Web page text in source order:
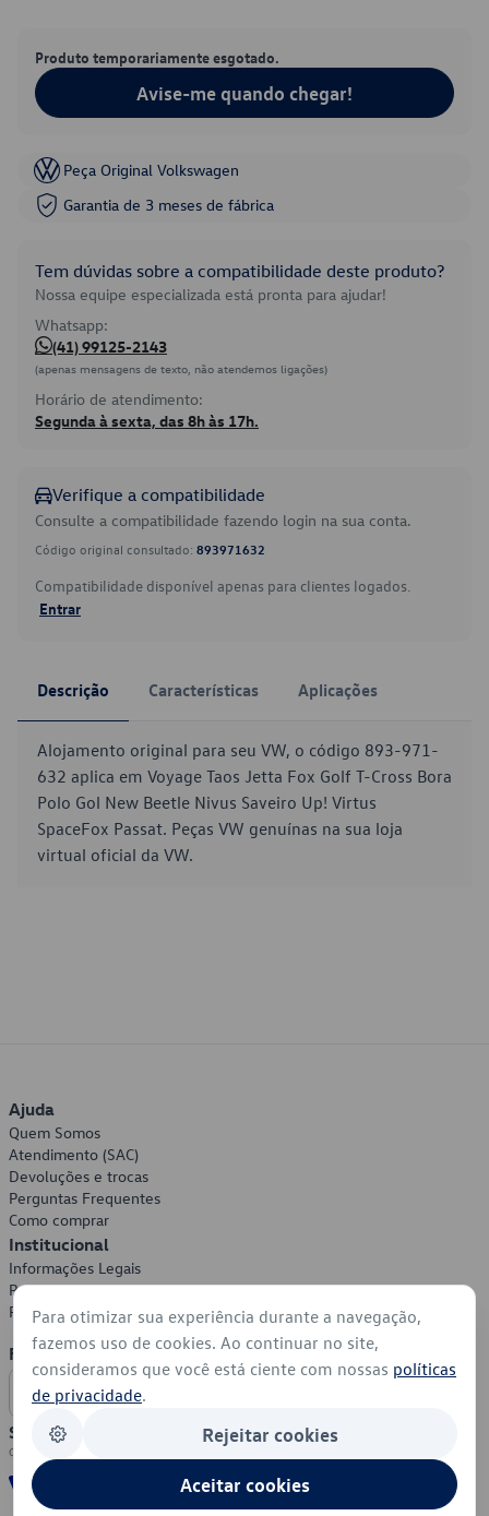
Produto temporariamente esgotado.
Avise-me quando chegar!
Peça Original Volkswagen
Garantia de 3 meses de fábrica
Tem dúvidas sobre a compatibilidade deste produto?
Nossa equipe especializada está pronta para ajudar!
Whatsapp:
(41) 99125-2143
(apenas mensagens de texto, não atendemos ligações)
Horário de atendimento:
Segunda à sexta, das 8h às 17h.
Verifique a compatibilidade
Consulte a compatibilidade fazendo login na sua conta.
Código original consultado: 893971632
Compatibilidade disponível apenas para clientes logados.
Entrar
Descrição Características Aplicações
Alojamento original para seu VW, o código 893-971-
632 aplica em Voyage Taos Jetta Fox Golf T-Cross Bora
Polo Gol New Beetle Nivus Saveiro Up! Virtus
SpaceFox Passat. Peças VW genuínas na sua loja
virtual oficial da VW.
Ajuda
Quem Somos
Atendimento (SAC)
Devoluções e trocas
Perguntas Frequentes
Como comprar
Institucional
Informações Legais
Política de Privacidade
Política de Cookies
Formas de Pagamento
Segurança
Para otimizar sua experiência durante a navegação,
fazemos uso de cookies. Ao continuar no site,
consideramos que você está ciente com nossas políticas
de privacidade.
Rejeitar cookies
Aceitar cookies